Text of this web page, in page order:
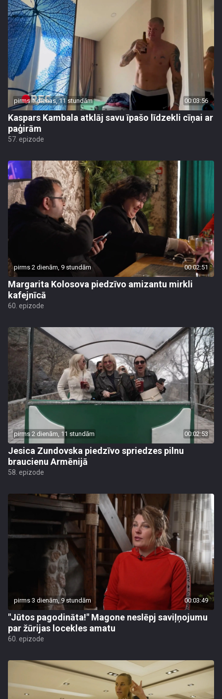
pirms 1 dienas, 11 stundām 00:03:56
Kaspars Kambala atklāj savu īpašo līdzekli cīņai ar
paģirām
57. epizode
pirms 2 dienām, 9 stundām 00:02:51
Margarita Kolosova piedzīvo amizantu mirkli
kafejnīcā
60. epizode
pirms 2 dienām, 11 stundām 00:02:53
Jesica Zundovska piedzīvo spriedzes pilnu
braucienu Armēnijā
58. epizode
pirms 3 dienām, 9 stundām 00:03:49
"Jūtos pagodināta!" Magone neslēpj saviļņojumu
par žūrijas locekles amatu
60. epizode